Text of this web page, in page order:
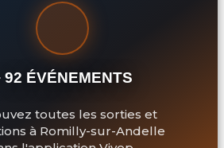
92 ÉVÉNEMENTS
toutes les sorties et
à Romilly-sur-Andelle